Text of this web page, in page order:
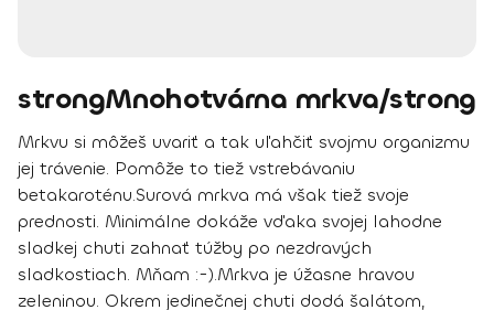
strongMnohotvárna mrkva/strong
Mrkvu si môžeš uvariť a tak uľahčiť svojmu organizmu
jej trávenie. Pomôže to tiež vstrebávaniu
betakaroténu.Surová mrkva má však tiež svoje
prednosti. Minimálne dokáže vďaka svojej lahodne
sladkej chuti zahnať túžby po nezdravých
sladkostiach. Mňam :-).Mrkva je úžasne hravou
zeleninou. Okrem jedinečnej chuti dodá šalátom,